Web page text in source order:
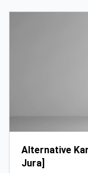
Alternative
Jura]